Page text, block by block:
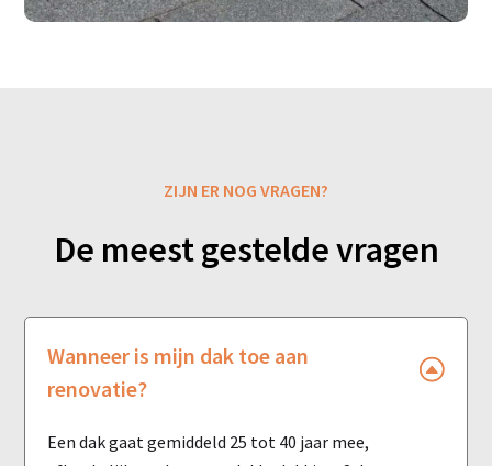
ZIJN ER NOG VRAGEN?
De meest gestelde vragen
Wanneer is mijn dak toe aan
renovatie?
Een dak gaat gemiddeld 25 tot 40 jaar mee,